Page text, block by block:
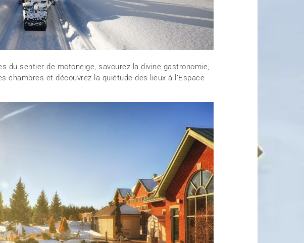
du sentier de motoneige, savourez la divine gastronomie,
chambres et découvrez la quiétude des lieux à l’Espace